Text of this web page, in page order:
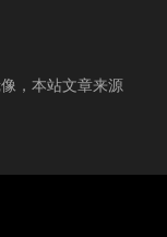
，本站文章来源